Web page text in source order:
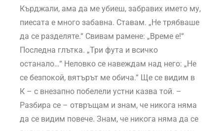
Кърджали, ама да ме убиеш, забравих името му,
пиесата е много забавна. Ставам. „Не трябваше
да се разделяте.“ Свивам рамене: „Време е!“
Последна глътка. „Три фута и всичко
останало…“ Неловко се навеждам над него: „Не
се безпокой, вятърът ме обича.“ Ще се видим в
К – с внезапно побелели устни казва той. –
Разбира се – отвръщам и знам, че никога няма
да се видим повече. Знам, че никога няма да се